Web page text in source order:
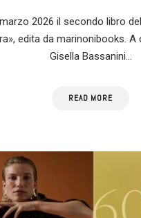
2026 il secondo libro
edita da marinonibooks.
Gisella Bassanini…
READ MORE